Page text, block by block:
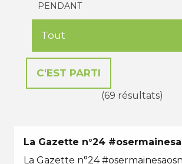
PENDANT
(69 résultats)
La Gazette n°24
La Gazette n°24